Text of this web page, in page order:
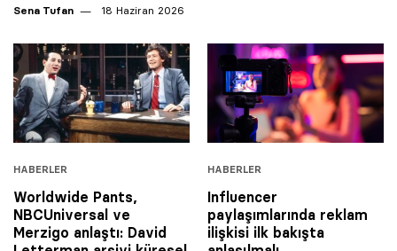
Sena Tufan 18 Haziran 2026
HABERLER
Worldwide Pants,
NBCUniversal ve
Merzigo anlaştı: David
HABERLER
Influencer
paylaşımlarında reklam
ilişkisi ilk bakışta